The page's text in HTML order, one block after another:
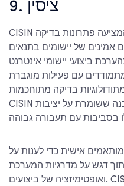
9. ציסין
CISIN היא ספקית שירותי תוכנה המציעה פתרונות בדיקה
אמינים של יישומים בתנאים
ביצועי יישומי אינטרנט
עם פעילות מוגברת
בדיקה מתוחכמות,
CISIN מאפשרת ללקוחות לפרוס תוכנה ששומרת על יציבות
אישית כדי לענות על
תוך דגש על מדרגיות המערכת
ואופטימיזציה של ביצועים. CISIN משלבת מומחיות טכנית עם